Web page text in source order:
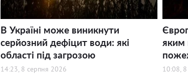
В Україні може виникнути
серйозний дефіцит води: які
області під загрозою
14:23, 8 серпня 2026
яким
10:08,